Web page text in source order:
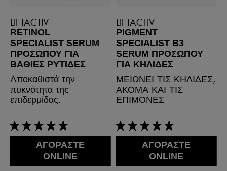
LIFTACTIV
RETINOL
SPECIALIST SERUM
ΠΡΟΣΏΠΟΥ ΓΙΑ
ΒΑΘΙΈΣ ΡΥΤΊΔΕΣ
Aποκαθιστά την
πυκνότητα της
επιδερμίδας.
5/5
ΑΓΟΡΑΣΤΕ
ONLINE
LIFTACTIV
PIGMENT
SPECIALIST B3
SERUM ΠΡΟΣΏΠΟΥ
ΓΙΑ ΚΗΛΊΔΕΣ
ΜΕΙΩΝΕΙ ΤΙΣ ΚΗΛΙΔΕΣ,
ΑΚΟΜΑ ΚΑΙ ΤΙΣ
ΕΠΙΜΟΝΕΣ
5/5
ΑΓΟΡΑΣΤΕ
ONLINE